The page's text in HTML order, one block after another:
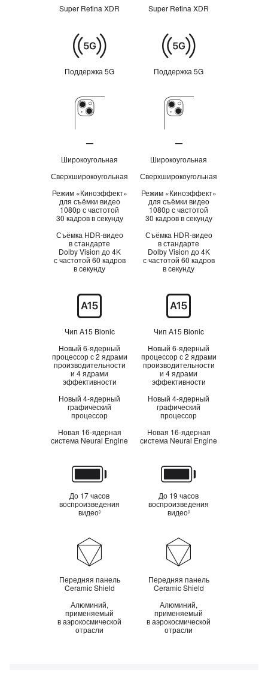
Super Retina XDR Super Retina XDR
Сотовая
связь
Поддержка 5G Поддержка 5G
Камера
—
Неприменимо
Широкоугольная
Сверхширокоугольная
Режим «Киноэффект»
для съёмки видео
1080p с частотой
30 кадров в секунду
Съёмка HDR‑видео
в стандарте
Dolby Vision до 4K
с частотой 60 кадров
в секунду
—
Широкоугольная
Сверхширокоугольная
Режим «Киноэффект»
для съёмки видео
1080p с частотой
30 кадров в секунду
Съёмка HDR‑видео
в стандарте
Dolby Vision до 4K
с частотой 60 кадров
в секунду
Процессор
Чип A15 Bionic
Новый 6‑ядерный
процессор с 2 ядрами
производительности
и 4 ядрами
эффективности
Новый 4‑ядерный
графический
процессор
Новая 16‑ядерная
система Neural Engine
Чип A15 Bionic
Новый 6‑ядерный
процессор с 2 ядрами
производительности
и 4 ядрами
эффективности
Новый 4‑ядерный
графический
процессор
Новая 16‑ядерная
система Neural Engine
Аккумулятор
До 17 часов
воспроизведения
видео◊
До 19 часов
воспроизведения
видео◊
Прочность
Передняя панель
Ceramic Shield
Алюминий,
применяемый
в аэрокосмической
отрасли
Передняя панель
Ceramic Shield
Алюминий,
применяемый
в аэрокосмической
отрасли